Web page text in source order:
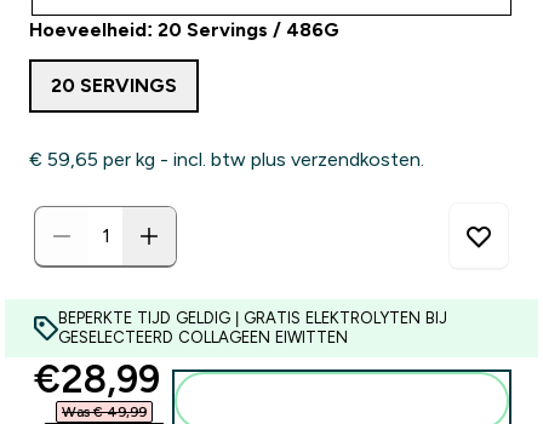
Hoeveelheid: 20 Servings / 486G
20 SERVINGS
€ 59,65‎ per kg - incl. btw plus verzendkosten.
BEPERKTE TIJD GELDIG | GRATIS ELEKTROLYTEN BIJ
GESELECTEERD COLLAGEEN EIWITTEN
discounted price
€28,99‎
Was € 49,99‎